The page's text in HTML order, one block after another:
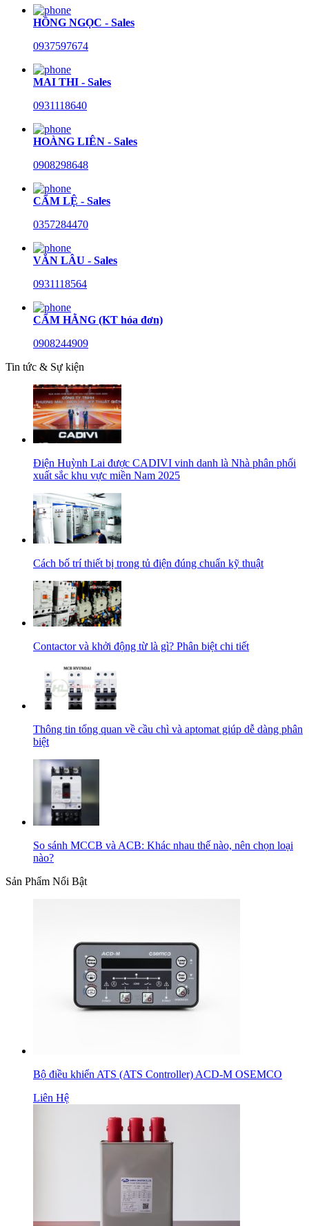
HỒNG NGỌC - Sales
0937597674
MAI THI - Sales
0931118640
HOÀNG LIÊN - Sales
0908298648
CẨM LỆ - Sales
0357284470
VĂN LÂU - Sales
0931118564
CẨM HẰNG (KT hóa đơn)
0908244909
Tin tức & Sự kiện
Điện Huỳnh Lai được CADIVI vinh danh là Nhà phân phối
xuất sắc khu vực miền Nam 2025
Cách bố trí thiết bị trong tủ điện đúng chuẩn kỹ thuật
Contactor và khởi động từ là gì? Phân biệt chi tiết
Thông tin tổng quan về cầu chì và aptomat giúp dễ dàng phân
biệt
So sánh MCCB và ACB: Khác nhau thế nào, nên chọn loại
nào?
Sản Phẩm Nổi Bật
Bộ điều khiển ATS (ATS Controller) ACD-M OSEMCO
Liên Hệ